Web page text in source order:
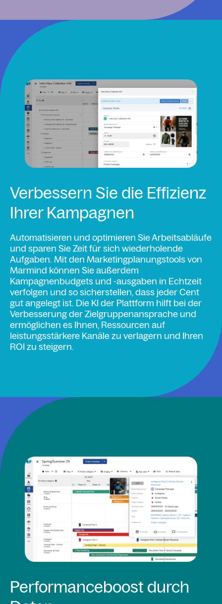
Verbessern Sie die Effizienz
Ihrer Kampagnen
Automatisieren und optimieren Sie Arbeitsabläufe
und sparen Sie Zeit für sich wiederholende
Aufgaben. Mit den Marketingplanungstools von
Marmind können Sie außerdem
Kampagnenbudgets und -ausgaben in Echtzeit
verfolgen und so sicherstellen, dass jeder Cent
gut angelegt ist. Die KI der Plattform hilft bei der
Verbesserung der Zielgruppenansprache und
ermöglichen es Ihnen, Ressourcen auf
leistungsstärkere Kanäle zu verlagern und Ihren
ROI zu steigern.
Performanceboost durch